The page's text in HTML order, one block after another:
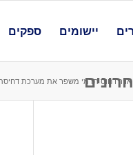
יישומים ספקים
דחוס תרמי משפר את מערכת דחיסת